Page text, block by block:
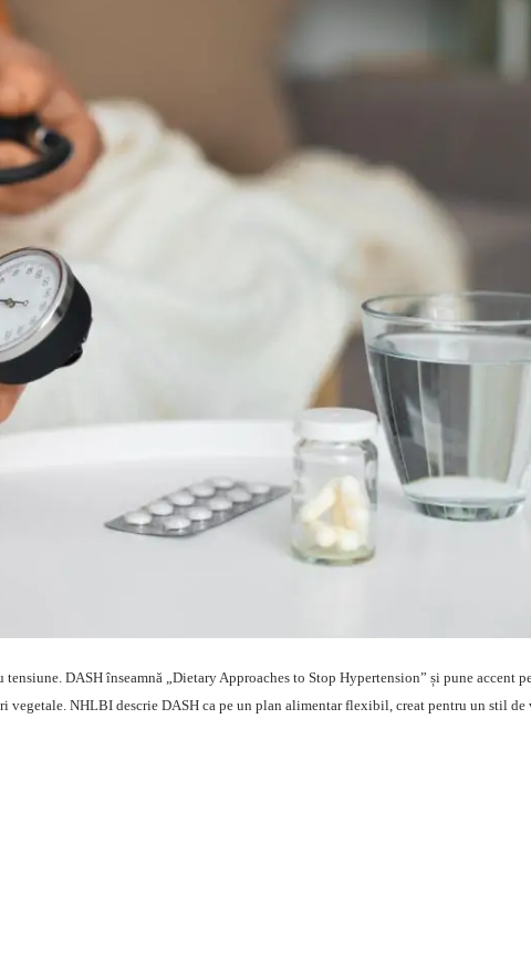
DASH înseamnă „Dietary Approaches to Stop Hypertension” și pune accent
vegetale. NHLBI descrie DASH ca pe un plan alimentar flexibil, creat pentru un stil de